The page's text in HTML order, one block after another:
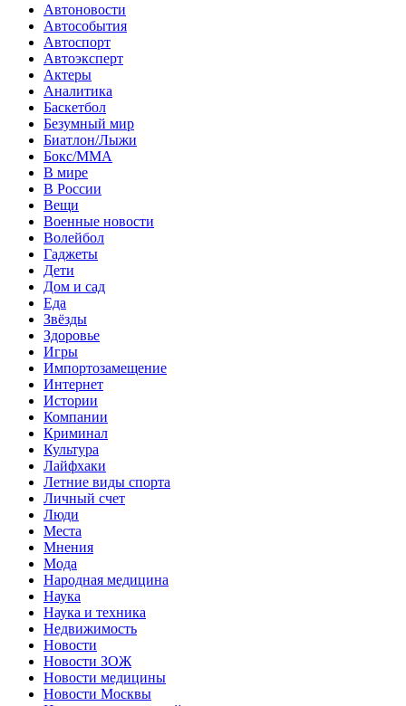
Автоновости
Автособытия
Автоспорт
Автоэксперт
Актеры
Аналитика
Баскетбол
Безумный мир
Биатлон/Лыжи
Бокс/MMA
В мире
В России
Вещи
Военные новости
Волейбол
Гаджеты
Дети
Дом и сад
Еда
Звёзды
Здоровье
Игры
Импортозамещение
Интернет
Истории
Компании
Криминал
Культура
Лайфхаки
Летние виды спорта
Личный счет
Люди
Места
Мнения
Мода
Народная медицина
Наука
Наука и техника
Недвижимость
Новости
Новости ЗОЖ
Новости медицины
Новости Москвы